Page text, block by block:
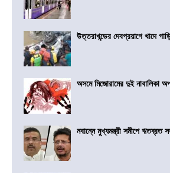
উত্তরাখন্ডের দেবপ্রয়াগে খাদে
অসমে মিজোরামের দুই নাবালিকা
নবান্নে মুখ্যমন্ত্রী সমীপে ঋতব্রত